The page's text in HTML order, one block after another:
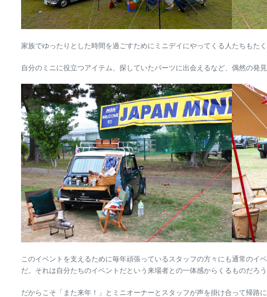
家族でゆったりとした時間を過ごすためにミニデイにやってくる人たちもた
自分のミニに役立つアイテム、探していたパーツに出会えるなど、偶然の発
このイベントを支えるために毎年頑張っているスタッフの方々にも通常の
だ。それは自分たちのイベントだという来場者との一体感からくるものだろう
だからこそ「また来年！」とミニオーナーとスタッフが声を掛け合って帰